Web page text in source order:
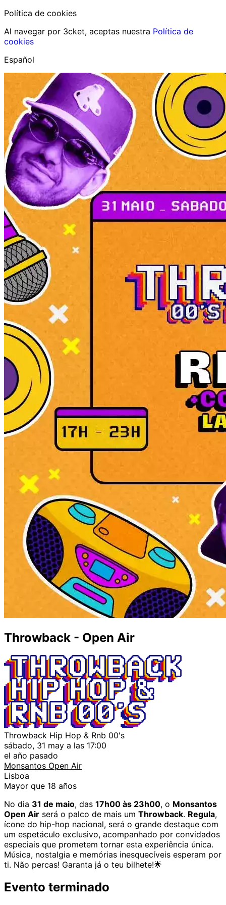
Política de cookies
Al navegar por 3cket, aceptas nuestra Política de
cookies
Español
Throwback - Open Air
Throwback Hip Hop & Rnb 00's
sábado, 31 may a las 17:00
el año pasado
Monsantos Open Air
Lisboa
Mayor que 18 años
No dia 31 de maio, das 17h00 às 23h00, o Monsantos
Open Air será o palco de mais um Throwback. Regula,
ícone do hip-hop nacional, será o grande destaque com
um espetáculo exclusivo, acompanhado por convidados
especiais que prometem tornar esta experiência única.
Música, nostalgia e memórias inesquecíveis esperam por
ti. Não percas! Garanta já o teu bilhete!🌟
Evento terminado